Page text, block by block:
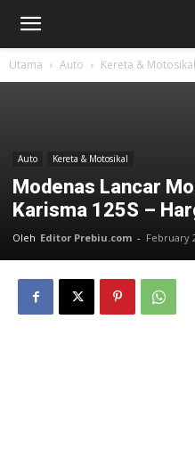
Utama Auto Kereta & Motosikal
Auto Kereta & Motosikal
Modenas Lancar
Karisma 125S –
Oleh Editor Prebiu.com - February